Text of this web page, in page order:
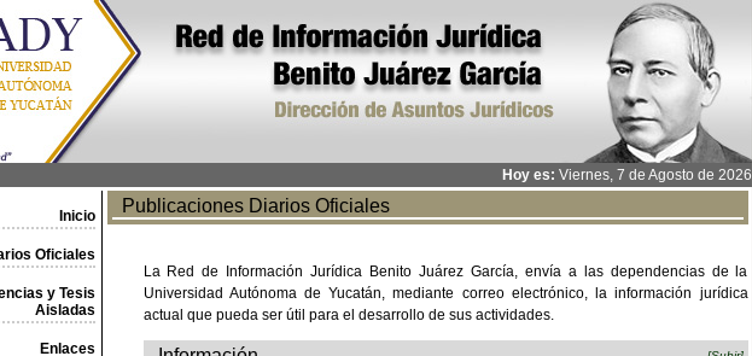
Hoy es: Viernes, 7 de Agosto de 2026
Inicio
Oficiales
y Tesis
Aisladas
Enlaces
Publicaciones Diarios Oficiales
La Red de Información Jurídica Benito Juárez García, envía a las dependencias de la
Universidad Autónoma de Yucatán, mediante correo electrónico, la información jurídica
actual que pueda ser útil para el desarrollo de sus actividades.